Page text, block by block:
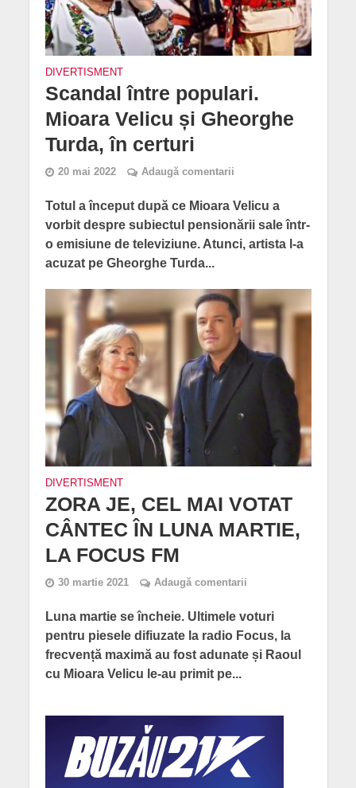
DIVERTISMENT
Scandal între populari.
Mioara Velicu și Gheorghe
Turda, în certuri
20 mai 2022 Adaugă comentarii
Totul a început după ce Mioara Velicu a
vorbit despre subiectul pensionării sale într-
o emisiune de televiziune. Atunci, artista l-a
acuzat pe Gheorghe Turda...
DIVERTISMENT
ZORA JE, CEL MAI VOTAT
CÂNTEC ÎN LUNA MARTIE,
LA FOCUS FM
30 martie 2021 Adaugă comentarii
Luna martie se încheie. Ultimele voturi
pentru piesele difiuzate la radio Focus, la
frecvență maximă au fost adunate și Raoul
cu Mioara Velicu le-au primit pe...